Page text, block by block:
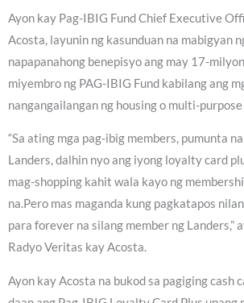
Ayon kay Pag-IBIG Fund Chief Executive
Acosta, layunin ng kasunduan na mabigyan
napapanahong benepisyo ang may 17-
miyembro ng PAG-IBIG Fund kabilang ang
nangangailangan ng housing o multi-purpose
“Sa ating mga pag-ibig members, pumunta
Landers, dalhin nyo ang iyong loyalty card
mag-shopping kahit wala kayo ng
na.Pero mas maganda kung pagkatapos
para forever na silang member ng Landers,”
Radyo Veritas kay Acosta.
Ayon kay Acosta na bukod sa pagiging cash